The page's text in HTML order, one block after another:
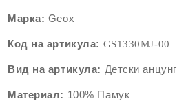
Марка: Geox
Код на артикула: GS1330МJ-00
Вид на артикула: Детски анцунг
Материал: 100% Памук